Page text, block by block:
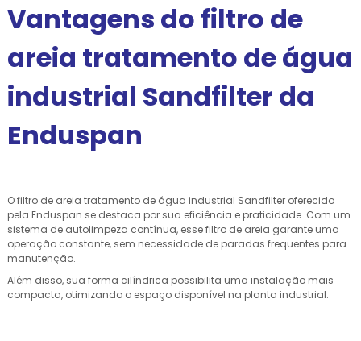
Vantagens do filtro de
areia tratamento de água
industrial Sandfilter da
Enduspan
O filtro de areia tratamento de água industrial Sandfilter oferecido
pela Enduspan se destaca por sua eficiência e praticidade. Com um
sistema de autolimpeza contínua, esse filtro de areia garante uma
operação constante, sem necessidade de paradas frequentes para
manutenção.
Além disso, sua forma cilíndrica possibilita uma instalação mais
compacta, otimizando o espaço disponível na planta industrial.